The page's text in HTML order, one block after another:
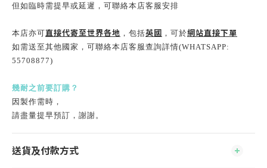
但如臨時需提早或延遲， 可聯絡本店客服安排
本店亦可直接代寄至世界各地 ，包括英國 ，可於網站直接下單
如需送至其他國家，可聯絡本店客服查詢詳情(WHATSAPP:
55708877)
幾耐之前要訂購？
因製作需時 ，
請盡量提早預訂，謝謝。
送貨及付款方式